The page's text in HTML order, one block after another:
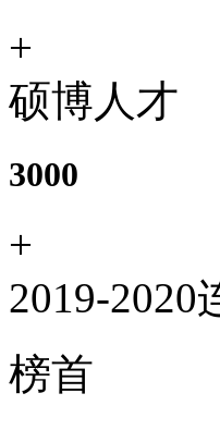
+
硕博人才
3000
+
2019-
榜首